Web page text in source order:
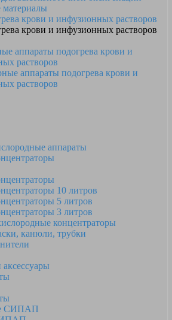
материалы
крови и инфузионных растворов
крови и инфузионных растворов
аппараты подогрева крови и
растворов
аппараты подогрева крови и
растворов
аппараты
10 литров
5 литров
3 литров
концентраторы
канюли, трубки
СИПАП